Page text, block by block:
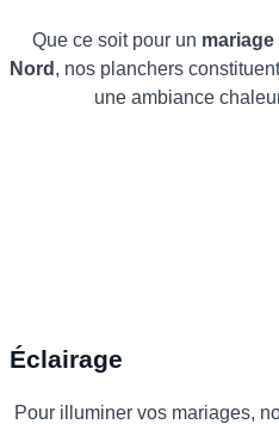
Que ce soit pour un
Nord , nos planchers
une ambiance
Éclairage
Pour illuminer vos mariages,